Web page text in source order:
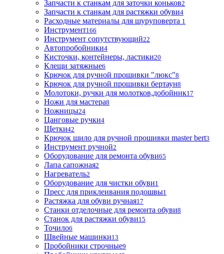
Запчасти к станкам для заточки коньков2
Запчасти к станкам для растяжки обуви4
Расходные материалы для шуруповерта 1
Инструмент166
Инструмент сопутствующий22
Автопробойники4
Кисточки, контейнеры, ластики20
Клещи затяжные6
Крючок для ручной прошивки "люкс"8
Крючок для ручной прошивки бертаун8
Молотоки, ручки для молотков,добойник17
Ножи для мастера8
Ножницы24
Цанговые ручки4
Щетки42
Крючок шило для ручной прошивки master bert3
Инструмент ручной2
Оборудование для ремонта обуви65
Лапа сапожная2
Нагреватель2
Оборудование для чистки обуви1
Пресс для приклеивания подошвы1
Растяжка для обуви ручная17
Станки отделочные для ремонта обуви8
Станок для растяжки обуви15
Точило6
Швейные машинки13
Пробойники строчные9